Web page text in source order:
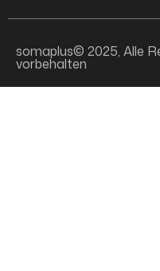
somaplus© 2025, Alle
vorbehalten